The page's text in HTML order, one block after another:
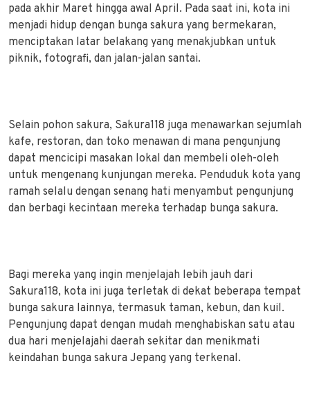
pada akhir Maret hingga awal April. Pada saat ini, kota ini
menjadi hidup dengan bunga sakura yang bermekaran,
menciptakan latar belakang yang menakjubkan untuk
piknik, fotografi, dan jalan-jalan santai.
Selain pohon sakura, Sakura118 juga menawarkan sejumlah
kafe, restoran, dan toko menawan di mana pengunjung
dapat mencicipi masakan lokal dan membeli oleh-oleh
untuk mengenang kunjungan mereka. Penduduk kota yang
ramah selalu dengan senang hati menyambut pengunjung
dan berbagi kecintaan mereka terhadap bunga sakura.
Bagi mereka yang ingin menjelajah lebih jauh dari
Sakura118, kota ini juga terletak di dekat beberapa tempat
bunga sakura lainnya, termasuk taman, kebun, dan kuil.
Pengunjung dapat dengan mudah menghabiskan satu atau
dua hari menjelajahi daerah sekitar dan menikmati
keindahan bunga sakura Jepang yang terkenal.